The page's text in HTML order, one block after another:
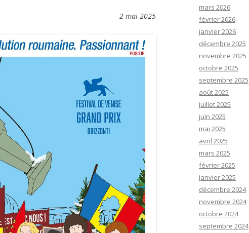
2 mai 2025
mars 2026
février 2026
janvier 2026
décembre 2025
novembre 2025
octobre 2025
septembre 2025
août 2025
juillet 2025
juin 2025
mai 2025
avril 2025
mars 2025
février 2025
janvier 2025
décembre 2024
novembre 2024
octobre 2024
septembre 2024